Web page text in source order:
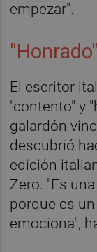
empezar".
"Honrado"
El escritor
"contento" y
galardón
descubrió
edición
Zero. "Es
porque es
emociona",